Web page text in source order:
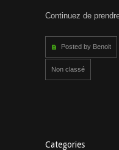
Continuez de
Posted by Benoit
Non classé
Categories